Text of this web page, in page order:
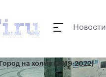
Новости
Город на холме (2019-2022)